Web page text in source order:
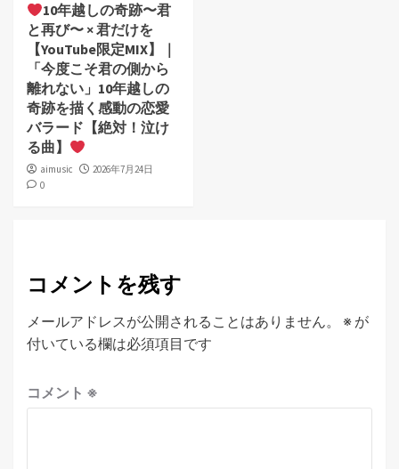
10年越しの奇跡〜君
と再び〜 × 君だけを
【YouTube限定MIX】｜
「今度こそ君の側から
離れない」10年越しの
奇跡を描く感動の恋愛
バラード【絶対！泣け
る曲】
aimusic
2026年7月24日
0
コメントを残す
メールアドレスが公開されることはありません。 ※ が
付いている欄は必須項目です
コメント ※